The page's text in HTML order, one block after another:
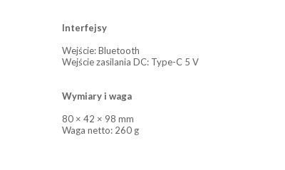
Interfejsy
Wejście: Bluetooth
Wejście zasilania DC: Type-C 5 V
Wymiary i waga
80 × 42 × 98 mm
Waga netto: 260 g